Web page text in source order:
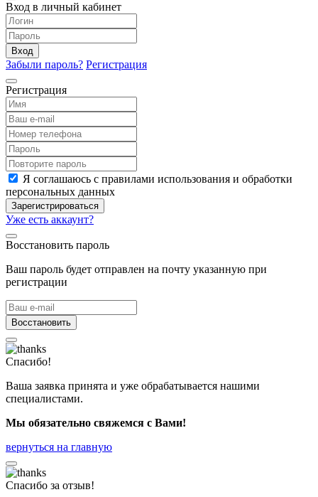
Вход в личный кабинет
Вход
Забыли пароль? Регистрация
Регистрация
Я соглашаюсь с правилами использования и обработки
персональных данных
Зарегистрироваться
Уже есть аккаунт?
Восстановить пароль
Ваш пароль будет отправлен на почту указанную при
регистрации
Восстановить
Спасибо!
Ваша заявка принята и уже обрабатывается нашими
специалистами.
Мы обязательно свяжемся с Вами!
вернуться на главную
Спасибо за отзыв!